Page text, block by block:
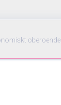
oberoende.